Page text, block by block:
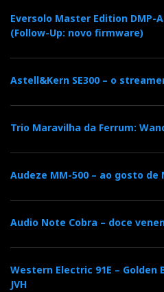
Eversolo Master Edition DMP-
(Follow-Up: novo firmware)
Astell&Kern SE300 – o
Trio Maravilha da Ferrum:
Audeze MM-500 – ao gosto de
Audio Note Cobra – doce
Western Electric 91E –
JVH